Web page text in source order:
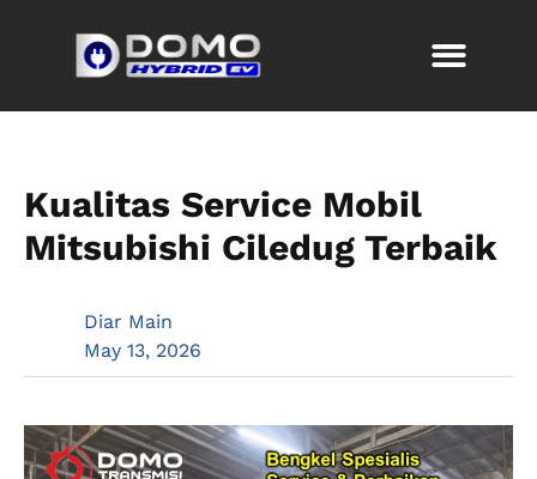
Kualitas Service Mobil
Mitsubishi Ciledug Terbaik
Diar Main
May 13, 2026